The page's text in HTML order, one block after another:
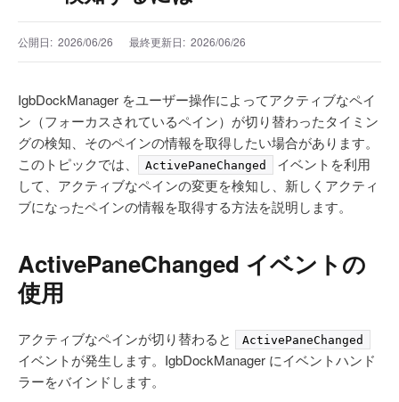
公開日: 2026/06/26 最終更新日: 2026/06/26
IgbDockManager をユーザー操作によってアクティブなペイ
ン（フォーカスされているペイン）が切り替わったタイミン
グの検知、そのペインの情報を取得したい場合があります。
このトピックでは、
ActivePaneChanged
イベントを利用
して、アクティブなペインの変更を検知し、新しくアクティ
ブになったペインの情報を取得する方法を説明します。
ActivePaneChanged イベントの
使用
アクティブなペインが切り替わると ActivePaneChanged
イベントが発生します。IgbDockManager にイベントハンド
ラーをバインドします。